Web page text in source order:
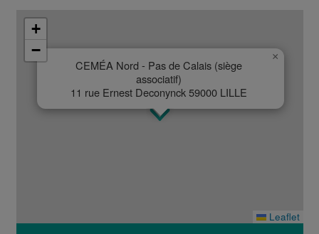
CEMÉA Nord - Pas de Calais (siège
associatif)
11 rue Ernest Deconynck 59000 LILLE
×
+
−
Leaflet